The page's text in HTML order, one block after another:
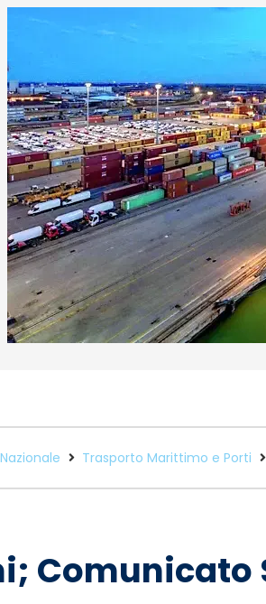
Trasporto Marittimo e Porti
Comunicato